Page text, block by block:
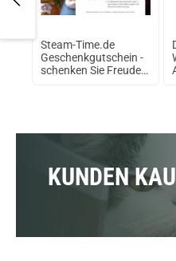
Steam-Time.de
Geschenkgutschein -
schenken Sie Freude
KUNDEN